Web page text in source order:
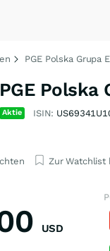
PGE Polska Grupa
PGE Polska
Aktie ISIN:
Zur Watchlist
USD